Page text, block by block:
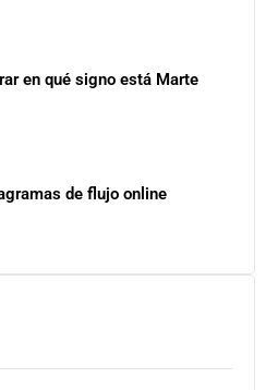
en qué signo está Marte
de flujo online